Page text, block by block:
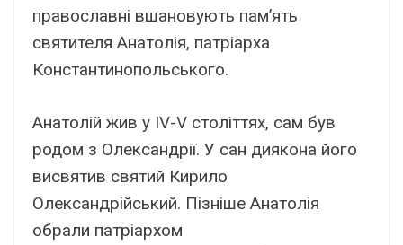
православні вшановують пам’ять
святителя Анатолія, патріарха
Константинопольського.
Анатолій жив у IV-V століттях, сам був
родом з Олександрії. У сан диякона його
висвятив святий Кирило
Олександрійський. Пізніше Анатолія
обрали патріархом